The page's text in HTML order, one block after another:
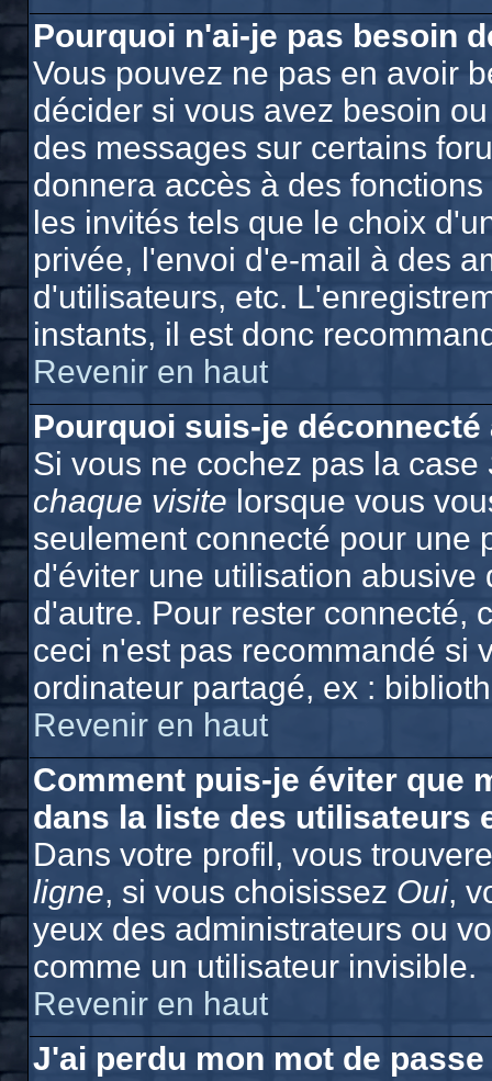
Pourquoi n'ai-je pas besoin
Vous pouvez ne pas en avoir
décider si vous avez besoin
des messages sur certains
donnera accès à des
les invités tels que le choix
privée, l'envoi d'e-mail à des
d'utilisateurs, etc.
instants, il est donc
Revenir en haut
Pourquoi suis-je
Si vous ne cochez pas la case
chaque visite lorsque vous
seulement connecté pour une
d'éviter une utilisation
d'autre. Pour rester connecté,
ceci n'est pas recommandé si
ordinateur partagé, ex :
Revenir en haut
Comment puis-je éviter que
dans la liste des utilisateurs
Dans votre profil, vous
ligne, si vous choisissez Oui,
yeux des administrateurs ou
comme un utilisateur invisible.
Revenir en haut
J'ai perdu mon mot de passe